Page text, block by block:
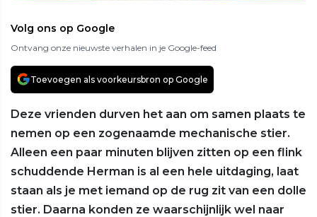
Volg ons op Google
Ontvang onze nieuwste verhalen in je Google-feed
Toevoegen als voorkeursbron op Google
Deze vrienden durven het aan om samen plaats te
nemen op een zogenaamde mechanische stier.
Alleen een paar minuten blijven zitten op een flink
schuddende Herman is al een hele uitdaging, laat
staan als je met iemand op de rug zit van een dolle
stier. Daarna konden ze waarschijnlijk wel naar